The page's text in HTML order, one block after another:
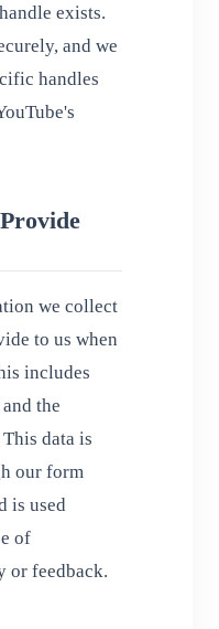
exists.
and we
handles
we collect
to us when
includes
the
data is
our form
is used
of
or feedback.